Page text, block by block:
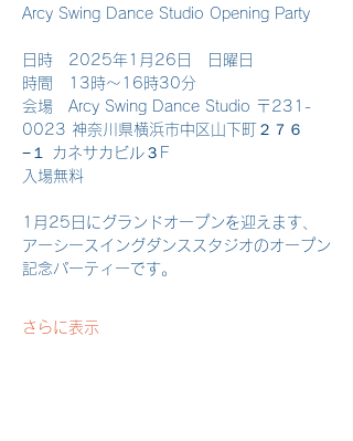
Arcy Swing Dance Studio Opening Party
日時　2025年1月26日　日曜日
時間　13時〜16時30分
会場　Arcy Swing Dance Studio 〒231-
0023 神奈川県横浜市中区山下町２７６
−１ カネサカビル３F
入場無料
1月25日にグランドオープンを迎えます、
アーシースイングダンススタジオのオープン
記念パーティーです。
さらに表示